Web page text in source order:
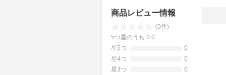
商品レビュー情報
(0件)
5つ星のうち 0.0
星5つ
0
星4つ
0
星3つ
0